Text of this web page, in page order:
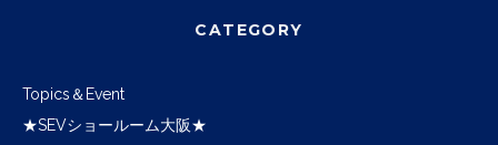
CATEGORY
Topics＆Event
★SEVショールーム大阪★